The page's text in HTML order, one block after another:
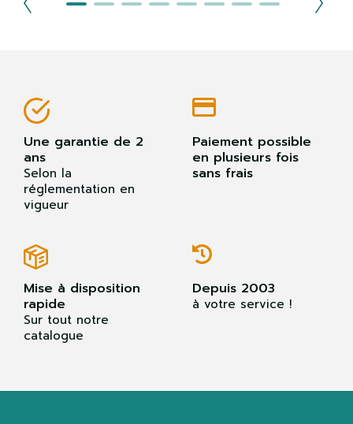
Une garantie de 2
ans
Selon la
réglementation en
vigueur
Paiement possible
en plusieurs fois
sans frais
Mise à disposition
rapide
Sur tout notre
catalogue
Depuis 2003
à votre service !